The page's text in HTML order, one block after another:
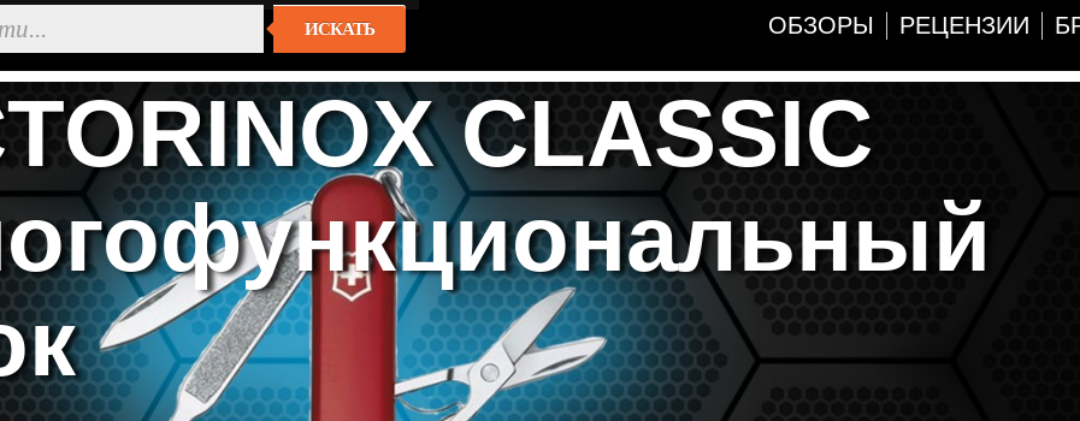
ИСКАТЬ ОБЗОРЫ РЕЦЕНЗИИ
CLASSIC